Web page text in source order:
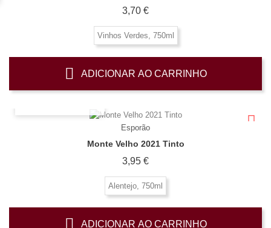
3,70 €Preço
Vinhos Verdes, 750ml
ADICIONAR AO CARRINHO
Esporão
Monte Velho 2021 Tinto
3,95 €Preço
Alentejo, 750ml
ADICIONAR AO CARRINHO